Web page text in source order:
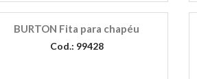
BURTON Fita para chapéu
Cod.: 99428